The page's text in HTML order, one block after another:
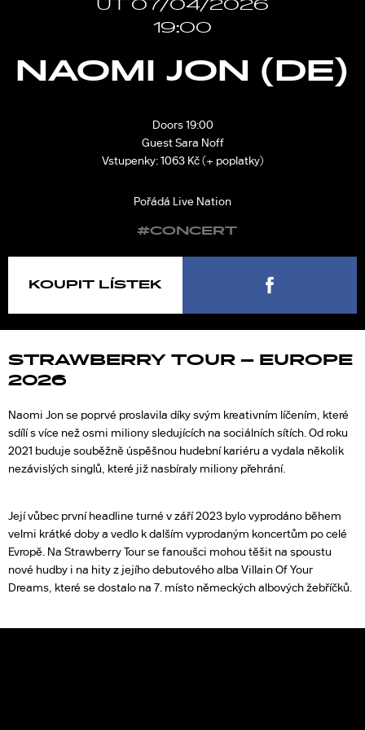
ÚT 07/04/2026
19:00
NAOMI JON (DE)
Doors 19:00
Guest Sara Noff
Vstupenky: 1063 Kč (+ poplatky)
Pořádá Live Nation
#CONCERT
KOUPIT LÍSTEK
STRAWBERRY TOUR – EUROPE
2026
Naomi Jon se poprvé proslavila díky svým kreativním líčením, které
sdílí s více než osmi miliony sledujících na sociálních sítích. Od roku
2021 buduje souběžně úspěšnou hudební kariéru a vydala několik
nezávislých singlů, které již nasbíraly miliony přehrání.
Její vůbec první headline turné v září 2023 bylo vyprodáno během
velmi krátké doby a vedlo k dalším vyprodaným koncertům po celé
Evropě. Na Strawberry Tour se fanoušci mohou těšit na spoustu
nové hudby i na hity z jejího debutového alba Villain Of Your
Dreams, které se dostalo na 7. místo německých albových žebříčků.